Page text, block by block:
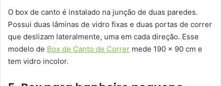
O box de canto é instalado na junção de duas paredes.
Possui duas lâminas de vidro fixas e duas portas de correr
que deslizam lateralmente, uma em cada direção. Esse
modelo de Box de Canto de Correr mede 190 x 90 cm e
tem vidro incolor.